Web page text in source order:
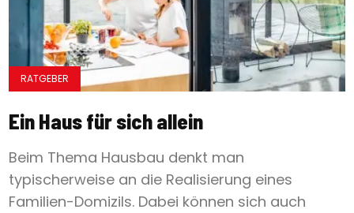
RATGEBER
Ein Haus für sich allein
Beim Thema Hausbau denkt man
typischerweise an die Realisierung eines
Familien-Domizils. Dabei können sich auch